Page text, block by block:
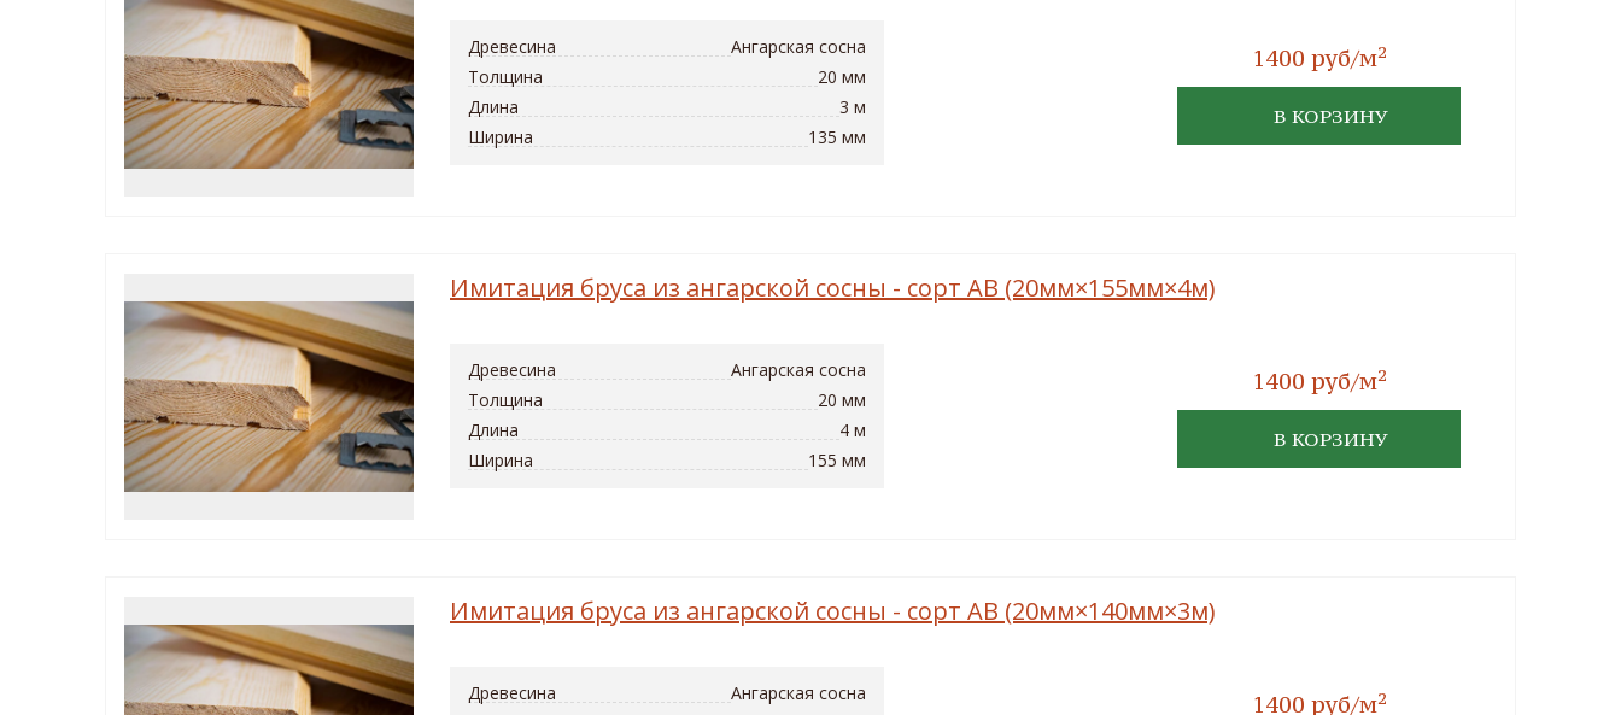
Древесина
Ангарская сосна
Толщина
20 мм
Длина
3 м
Ширина
135 мм
1400 руб/м2
В КОРЗИНУ
Имитация бруса из ангарской сосны - сорт AB (20мм×155мм×4м)
Древесина
Ангарская сосна
Толщина
20 мм
Длина
4 м
Ширина
155 мм
1400 руб/м2
В КОРЗИНУ
Имитация бруса из ангарской сосны - сорт AB (20мм×140мм×3м)
Древесина
Ангарская сосна
1400 руб/м2